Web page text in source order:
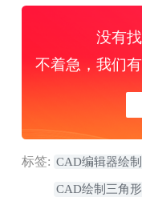
没有
不着急，我们
标签: CAD编辑器绘
CAD绘制三角形